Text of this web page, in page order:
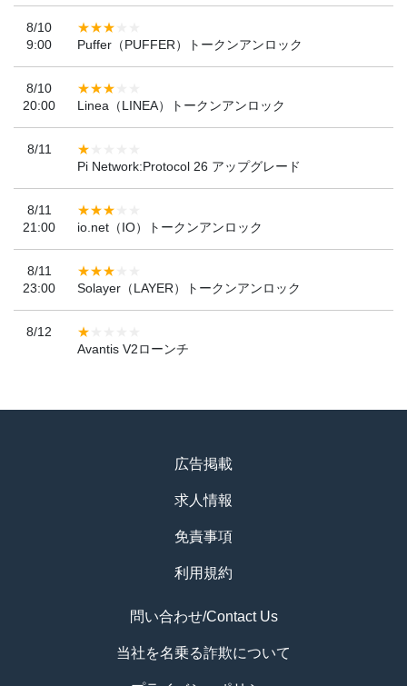
8/10
9:00
Puffer（PUFFER）トークンアンロック
8/10
20:00
Linea（LINEA）トークンアンロック
8/11
Pi Network:Protocol 26 アップグレード
8/11
21:00
io.net（IO）トークンアンロック
8/11
23:00
Solayer（LAYER）トークンアンロック
8/12
Avantis V2ローンチ
広告掲載
求人情報
免責事項
利用規約
問い合わせ/Contact Us
当社を名乗る詐欺について